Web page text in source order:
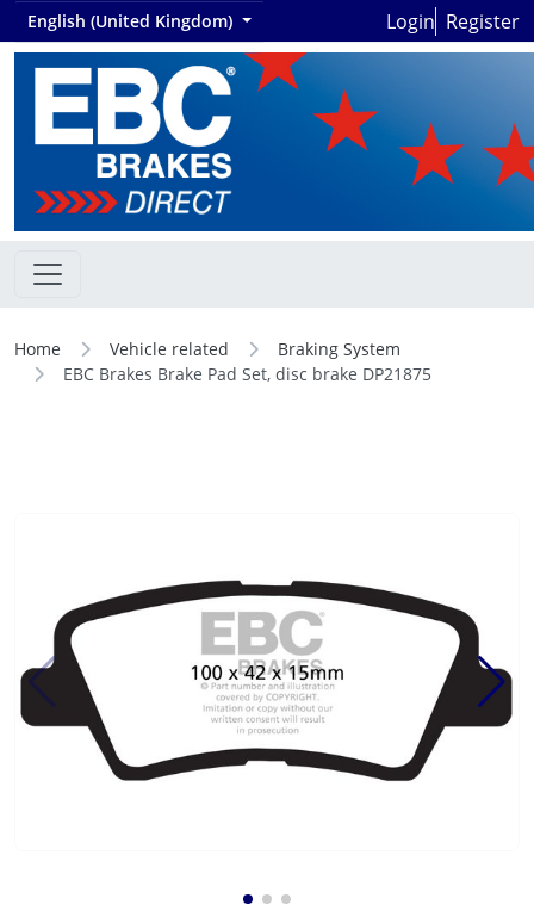
English (United Kingdom) Login Register
Home Vehicle related
Braking System
EBC Brakes Brake Pad Set, disc brake DP21875